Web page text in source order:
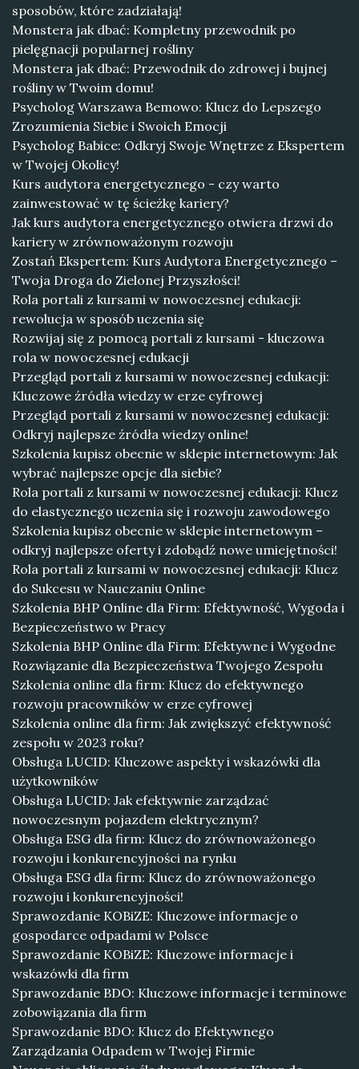
sposobów, które zadziałają!
Monstera jak dbać: Kompletny przewodnik po
pielęgnacji popularnej rośliny
Monstera jak dbać: Przewodnik do zdrowej i bujnej
rośliny w Twoim domu!
Psycholog Warszawa Bemowo: Klucz do Lepszego
Zrozumienia Siebie i Swoich Emocji
Psycholog Babice: Odkryj Swoje Wnętrze z Ekspertem
w Twojej Okolicy!
Kurs audytora energetycznego - czy warto
zainwestować w tę ścieżkę kariery?
Jak kurs audytora energetycznego otwiera drzwi do
kariery w zrównoważonym rozwoju
Zostań Ekspertem: Kurs Audytora Energetycznego –
Twoja Droga do Zielonej Przyszłości!
Rola portali z kursami w nowoczesnej edukacji:
rewolucja w sposób uczenia się
Rozwijaj się z pomocą portali z kursami - kluczowa
rola w nowoczesnej edukacji
Przegląd portali z kursami w nowoczesnej edukacji:
Kluczowe źródła wiedzy w erze cyfrowej
Przegląd portali z kursami w nowoczesnej edukacji:
Odkryj najlepsze źródła wiedzy online!
Szkolenia kupisz obecnie w sklepie internetowym: Jak
wybrać najlepsze opcje dla siebie?
Rola portali z kursami w nowoczesnej edukacji: Klucz
do elastycznego uczenia się i rozwoju zawodowego
Szkolenia kupisz obecnie w sklepie internetowym –
odkryj najlepsze oferty i zdobądź nowe umiejętności!
Rola portali z kursami w nowoczesnej edukacji: Klucz
do Sukcesu w Nauczaniu Online
Szkolenia BHP Online dla Firm: Efektywność, Wygoda i
Bezpieczeństwo w Pracy
Szkolenia BHP Online dla Firm: Efektywne i Wygodne
Rozwiązanie dla Bezpieczeństwa Twojego Zespołu
Szkolenia online dla firm: Klucz do efektywnego
rozwoju pracowników w erze cyfrowej
Szkolenia online dla firm: Jak zwiększyć efektywność
zespołu w 2023 roku?
Obsługa LUCID: Kluczowe aspekty i wskazówki dla
użytkowników
Obsługa LUCID: Jak efektywnie zarządzać
nowoczesnym pojazdem elektrycznym?
Obsługa ESG dla firm: Klucz do zrównoważonego
rozwoju i konkurencyjności na rynku
Obsługa ESG dla firm: Klucz do zrównoważonego
rozwoju i konkurencyjności!
Sprawozdanie KOBiZE: Kluczowe informacje o
gospodarce odpadami w Polsce
Sprawozdanie KOBiZE: Kluczowe informacje i
wskazówki dla firm
Sprawozdanie BDO: Kluczowe informacje i terminowe
zobowiązania dla firm
Sprawozdanie BDO: Klucz do Efektywnego
Zarządzania Odpadem w Twojej Firmie